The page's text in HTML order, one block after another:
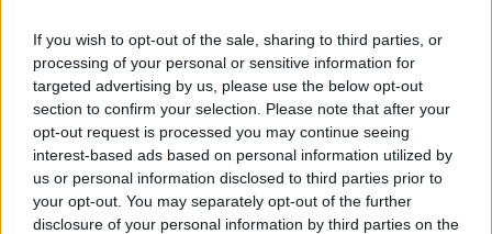
If you wish to opt-out of the sale, sharing to third parties, or
processing of your personal or sensitive information for
targeted advertising by us, please use the below opt-out
section to confirm your selection. Please note that after your
opt-out request is processed you may continue seeing
interest-based ads based on personal information utilized by
us or personal information disclosed to third parties prior to
your opt-out. You may separately opt-out of the further
disclosure of your personal information by third parties on the
zaradi prijave, da so sečlani družine zmerjali in žalili
ter tudi fizično obračunali med seboj. Ugotovljeno je
bilo, da jesvak fizično obračunal s svakinjo, ki je
posledično utrpela lahko telesno poškodbo. Zoper
kršitelja bo izdana odločba o prekršku.